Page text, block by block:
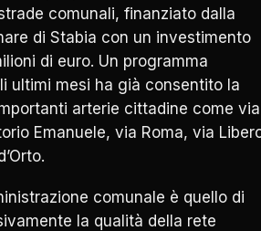
comunali, finanziato dalla
di Stabia con un investimento
di euro. Un programma
ultimi mesi ha già consentito la
arterie cittadine come via
Emanuele, via Roma, via
comunale è quello di
la qualità della rete